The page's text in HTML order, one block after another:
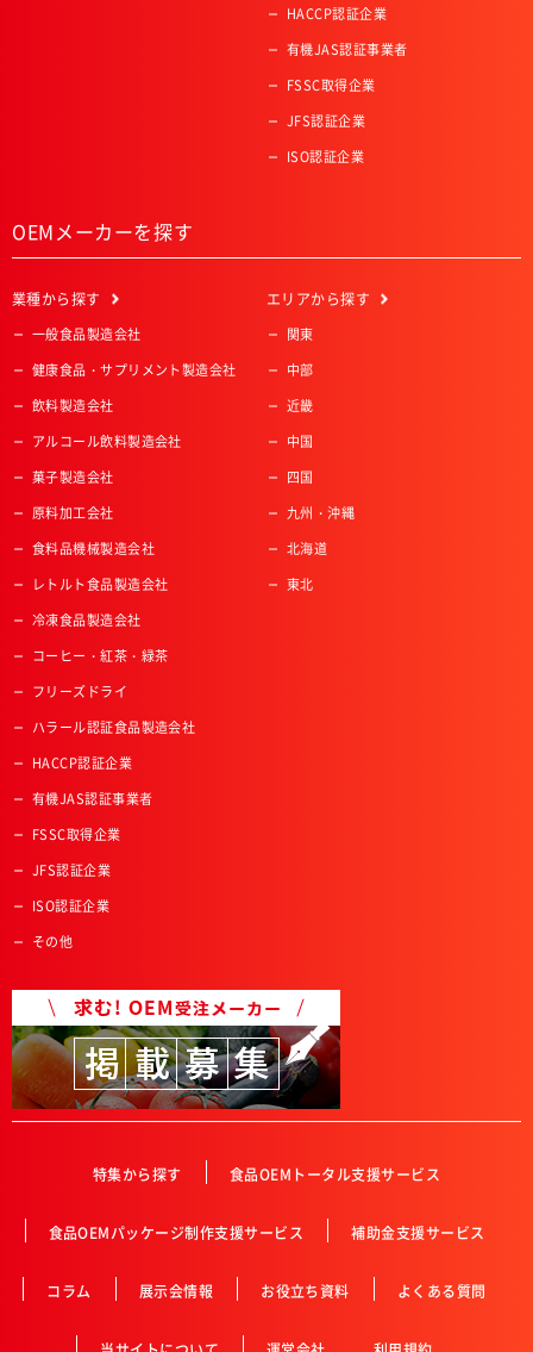
HACCP認証企業
有機JAS認証事業者
FSSC取得企業
JFS認証企業
ISO認証企業
OEMメーカーを探す
業種から探す
一般食品製造会社
健康食品・サプリメント製造会社
飲料製造会社
アルコール飲料製造会社
菓子製造会社
原料加工会社
食料品機械製造会社
レトルト食品製造会社
冷凍食品製造会社
コーヒー・紅茶・緑茶
フリーズドライ
ハラール認証食品製造会社
HACCP認証企業
有機JAS認証事業者
FSSC取得企業
JFS認証企業
ISO認証企業
その他
エリアから探す
関東
中部
近畿
中国
四国
九州・沖縄
北海道
東北
特集から探す 食品OEMトータル支援サービス
食品OEMパッケージ制作支援サービス 補助金支援サービス
コラム 展示会情報 お役立ち資料 よくある質問